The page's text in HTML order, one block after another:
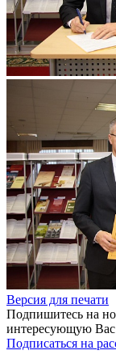
Версия для печати
Подпишитесь на
интересующую
Подписаться на